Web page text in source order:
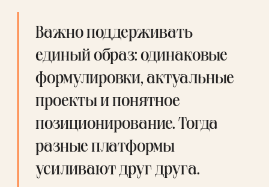
Важно поддерживать
единый образ: одинаковые
формулировки, актуальные
проекты и понятное
позиционирование. Тогда
разные платформы
усиливают друг друга.